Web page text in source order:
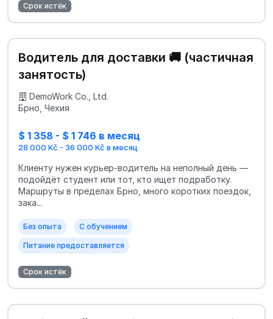
Срок истёк
Водитель для доставки 🚚 (частичная
занятость)
DemoWork Co., Ltd.
Брно, Чехия
$ 1 358 - $ 1 746 в месяц
28 000 Kč - 36 000 Kč в месяц
Клиенту нужен курьер-водитель на неполный день —
подойдёт студент или тот, кто ищет подработку.
Маршруты в пределах Брно, много коротких поездок,
зака...
Без опыта С обучением
Питание предоставляется
Срок истёк